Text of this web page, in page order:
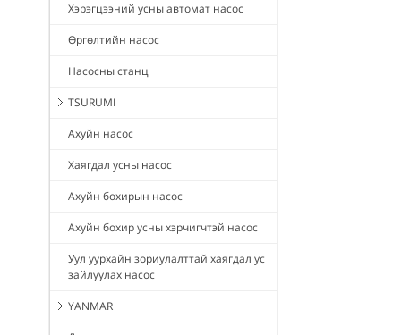
Хэрэгцээний усны автомат насос
Өргөлтийн насос
Насосны станц
TSURUMI
Ахуйн насос
Хаягдал усны насос
Ахуйн бохирын насос
Ахуйн бохир усны хэрчигчтэй насос
Уул уурхайн зориулалттай хаягдал ус
зайлуулах насос
YANMAR